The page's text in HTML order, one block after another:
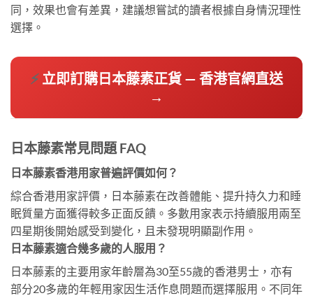
同，效果也會有差異，建議想嘗試的讀者根據自身情況理性
選擇。
⚡ 立即訂購日本藤素正貨 — 香港官網直送
→
日本藤素常見問題 FAQ
日本藤素香港用家普遍評價如何？
綜合香港用家評價，日本藤素在改善體能、提升持久力和睡
眠質量方面獲得較多正面反饋。多數用家表示持續服用兩至
四星期後開始感受到變化，且未發現明顯副作用。
日本藤素適合幾多歲的人服用？
日本藤素的主要用家年齡層為30至55歲的香港男士，亦有
部分20多歲的年輕用家因生活作息問題而選擇服用。不同年